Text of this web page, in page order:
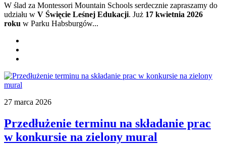
W ślad za Montessori Mountain Schools serdecznie zapraszamy do
udziału w V Święcie Leśnej Edukacji. Już 17 kwietnia 2026
roku w Parku Habsburgów...
27 marca 2026
Przedłużenie terminu na składanie prac
w konkursie na zielony mural